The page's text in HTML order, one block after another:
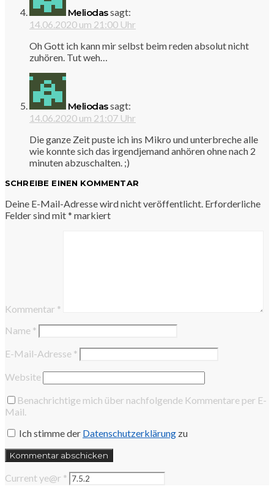
Meliodassagt:
14.06.2020 um 21:00 Uhr
Oh Gott ich kann mir selbst beim reden absolut nicht
zuhören. Tut weh…
Meliodassagt:
14.06.2020 um 21:07 Uhr
Die ganze Zeit puste ich ins Mikro und unterbreche alle
wie konnte sich das irgendjemand anhören ohne nach 2
minuten abzuschalten. ;)
SCHREIBE EINEN KOMMENTAR
Deine E-Mail-Adresse wird nicht veröffentlicht. Erforderliche
Felder sind mit* markiert
Kommentar *
Name *
E-Mail-Adresse *
Website
Benachrichtige mich über nachfolgende Kommentare per E-
Mail.
Ich stimme der Datenschutzerklärung zu
Current ye@r *